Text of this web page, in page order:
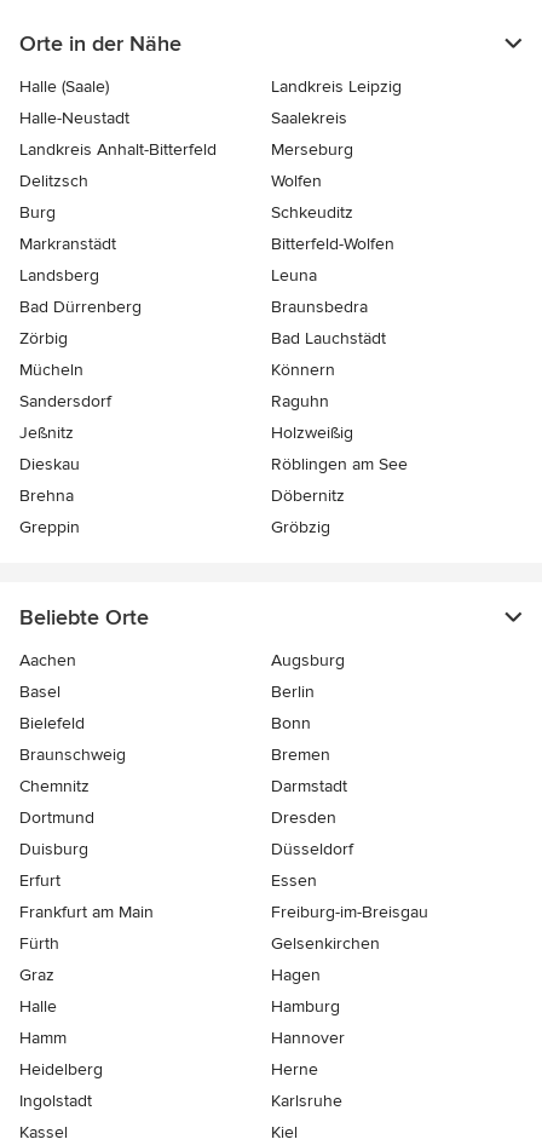
Orte in der Nähe
Halle (Saale)
Landkreis Leipzig
Halle-Neustadt
Saalekreis
Landkreis Anhalt-Bitterfeld
Merseburg
Delitzsch
Wolfen
Burg
Schkeuditz
Markranstädt
Bitterfeld-Wolfen
Landsberg
Leuna
Bad Dürrenberg
Braunsbedra
Zörbig
Bad Lauchstädt
Mücheln
Könnern
Sandersdorf
Raguhn
Jeßnitz
Holzweißig
Dieskau
Röblingen am See
Brehna
Döbernitz
Greppin
Gröbzig
Beliebte Orte
Aachen
Augsburg
Basel
Berlin
Bielefeld
Bonn
Braunschweig
Bremen
Chemnitz
Darmstadt
Dortmund
Dresden
Duisburg
Düsseldorf
Erfurt
Essen
Frankfurt am Main
Freiburg-im-Breisgau
Fürth
Gelsenkirchen
Graz
Hagen
Halle
Hamburg
Hamm
Hannover
Heidelberg
Herne
Ingolstadt
Karlsruhe
Kassel
Kiel